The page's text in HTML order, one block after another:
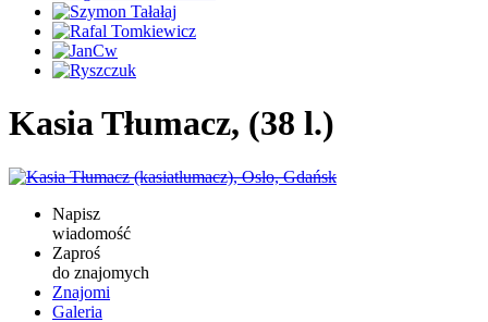
Kasia Tłumacz, (38 l.)
Napisz
wiadomość
Zaproś
do znajomych
Znajomi
Galeria